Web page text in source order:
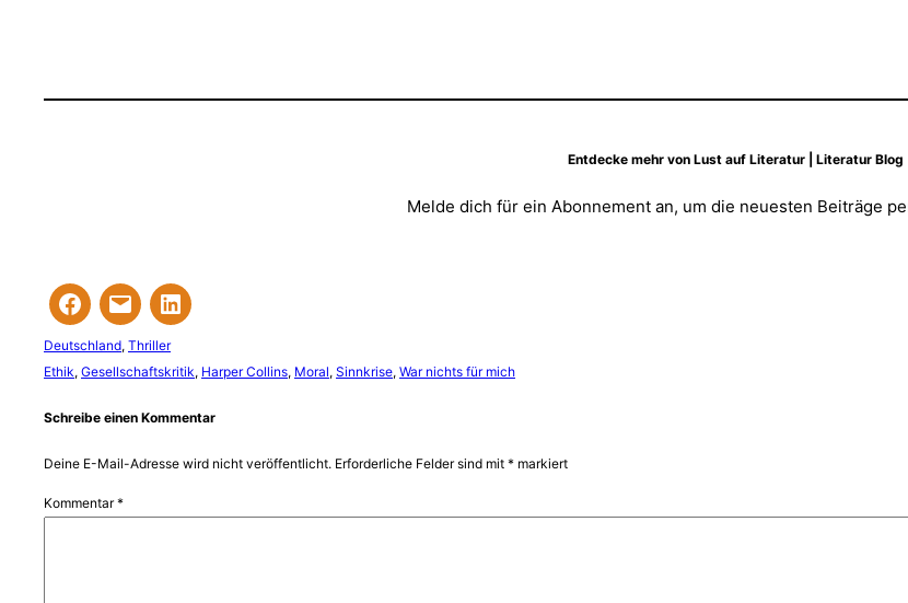
Entdecke mehr von Lust auf Literatur | Literatur Blog
Melde dich für ein Abonnement an, um die neuesten Beiträge
Deutschland, Thriller
Ethik, Gesellschaftskritik, Harper Collins, Moral, Sinnkrise, War nichts für mich
Schreibe einen Kommentar
Deine E-Mail-Adresse wird nicht veröffentlicht. Erforderliche Felder sind mit * markiert
Kommentar*